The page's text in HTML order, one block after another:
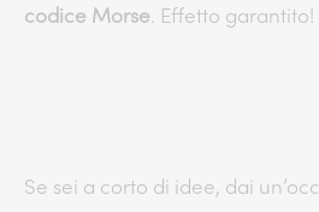
codice Morse. Effetto garantito!
Se sei a corto di idee, dai